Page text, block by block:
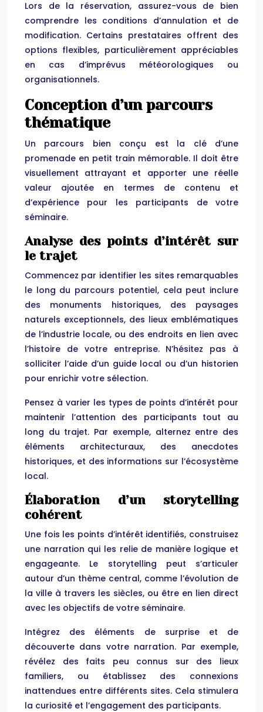
Lors de la réservation, assurez-vous de bien
comprendre les conditions d’annulation et de
modification. Certains prestataires offrent des
options flexibles, particulièrement appréciables
en cas d’imprévus météorologiques ou
organisationnels.
Conception d’un parcours
thématique
Un parcours bien conçu est la clé d’une
promenade en petit train mémorable. Il doit être
visuellement attrayant et apporter une réelle
valeur ajoutée en termes de contenu et
d’expérience pour les participants de votre
séminaire.
Analyse des points d’intérêt sur
le trajet
Commencez par identifier les sites remarquables
le long du parcours potentiel, cela peut inclure
des monuments historiques, des paysages
naturels exceptionnels, des lieux emblématiques
de l’industrie locale, ou des endroits en lien avec
l’histoire de votre entreprise. N’hésitez pas à
solliciter l’aide d’un guide local ou d’un historien
pour enrichir votre sélection.
Pensez à varier les types de points d’intérêt pour
maintenir l’attention des participants tout au
long du trajet. Par exemple, alternez entre des
éléments architecturaux, des anecdotes
historiques, et des informations sur l’écosystème
local.
Élaboration d’un storytelling
cohérent
Une fois les points d’intérêt identifiés, construisez
une narration qui les relie de manière logique et
engageante. Le storytelling peut s’articuler
autour d’un thème central, comme l’évolution de
la ville à travers les siècles, ou être en lien direct
avec les objectifs de votre séminaire.
Intégrez des éléments de surprise et de
découverte dans votre narration. Par exemple,
révélez des faits peu connus sur des lieux
familiers, ou établissez des connexions
inattendues entre différents sites. Cela stimulera
la curiosité et l’engagement des participants.